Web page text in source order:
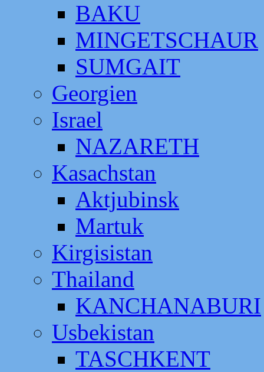
BAKU
MINGETSCHAUR
SUMGAIT
Georgien
Israel
NAZARETH
Kasachstan
Aktjubinsk
Martuk
Kirgisistan
Thailand
KANCHANABURI
Usbekistan
TASCHKENT